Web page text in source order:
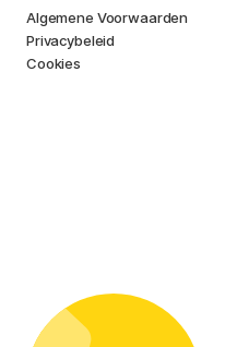
Algemene Voorwaarden
Privacybeleid
Cookies